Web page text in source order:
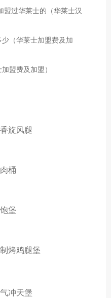
盟过华莱士的（华莱士汉
（华莱士加盟费及加
盟费及加盟）
旋风腿
桶
堡
烤鸡腿堡
冲天堡